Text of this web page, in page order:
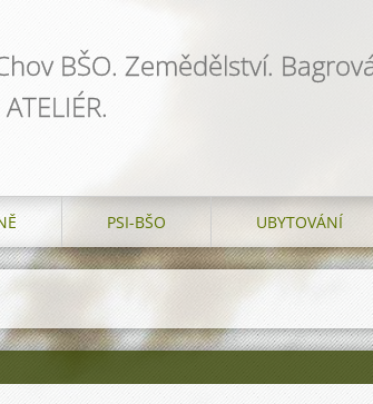
BŠO. Zemědělství.
PSI-BŠO UBYTOVÁNÍ